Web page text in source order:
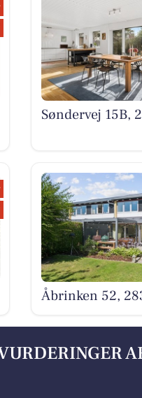
Søndervej 15B,
Åbrinken 52,